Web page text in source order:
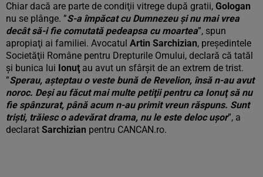
Chiar dacă are parte de condiţii vitrege după gratii, Gologan
nu se plânge. ”S-a împăcat cu Dumnezeu şi nu mai vrea
decât să-i fie comutată pedeapsa cu moartea”, spun
apropiaţi ai familiei. Avocatul Artin Sarchizian, preşedintele
Societăţii Române pentru Drepturile Omului, declară că tatăl
şi bunica lui Ionuţ au avut un sfârşit de an extrem de trist.
”Sperau, aşteptau o veste bună de Revelion, însă n-au avut
noroc. Deşi au făcut mai multe petiţii pentru ca Ionuţ să nu
fie spânzurat, până acum n-au primit vreun răspuns. Sunt
trişti, trăiesc o adevărat drama, nu le este deloc uşor”, a
declarat Sarchizian pentru CANCAN.ro.